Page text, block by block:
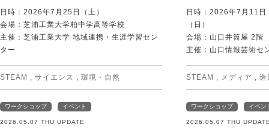
日時：2026年7月25日（土）
会場：芝浦工業大学柏中学高等学校
主催：芝浦工業大学 地域連携・生涯学習セン
ター
STEAM , サイエンス , 環境・自然
ワークショップ イベント
2026.05.07 THU UPDATE
日時：2026年7月11
（日）
会場：山口井筒屋 2階
主催：山口情報芸術セ
STEAM , メディア , 造
ワークショップ イベン
2026.05.07 THU